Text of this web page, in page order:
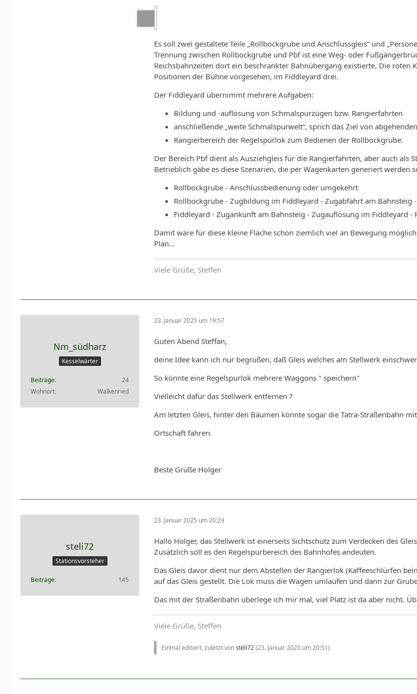
Es soll zwei gestaltete Teile „Rollbockgrube und Anschlussgleis“ und
Trennung zwischen Rollbockgrube und Pbf ist eine Weg- oder
Reichsbahnzeiten dort ein beschrankter Bahnübergang existierte. Die
Positionen der Bühne vorgesehen, im Fiddleyard drei.
Der Fiddleyard übernimmt mehrere Aufgaben:
Bildung und -auflösung von Schmalspurzügen bzw. Rangierfahrten
anschließende „weite Schmalspurwelt“, sprich das Ziel von
Rangierbereich der Regelspurlok zum Bedienen der Rollbockgrube.
Der Bereich Pbf dient als Ausziehgleis für die Rangierfahrten, aber auch als
Betrieblich gäbe es diese Szenarien, die per Wagenkarten generiert werden
Rollbockgrube - Anschlussbedienung oder umgekehrt
Rollbockgrube - Zugbildung im Fiddleyard - Zugabfahrt am Bahnsteig
Fiddleyard - Zugankunft am Bahnsteig - Zugauflösung im Fiddleyard -
Damit wäre für diese kleine Fläche schon ziemlich viel an Bewegung
Plan…
Viele Grüße, Steffen
Nm_südharz
Kesselwärter
Beiträge
24
Wohnort
Walkenried
23. Januar 2025 um 19:57
Guten Abend Steffan,
deine Idee kann ich nur begrüßen, daß Gleis welches am Stellwerk
So könnte eine Regelspurlok mehrere Waggons " speichern"
Vielleicht dafür das Stellwerk entfernen ?
Am letzten Gleis, hinter den Bäumen könnte sogar die Tatra-Straßenbahn
Ortschaft fahren.
Beste Grüße Holger
steli72
Stationsvorsteher
Beiträge 145
23. Januar 2025 um 20:29
Hallo Holger, das Stellwerk ist einerseits Sichtschutz zum Verdecken des
Zusätzlich soll es den Regelspurbereich des Bahnhofes andeuten.
Das Gleis davor dient nur dem Abstellen der Rangierlok (Kaffeeschlürfen
auf das Gleis gestellt. Die Lok muss die Wagen umlaufen und dann zur
Das mit der Straßenbahn überlege ich mir mal, viel Platz ist da aber nicht.
Viele Grüße, Steffen
Einmal editiert, zuletzt vonsteli72(23. Januar 2025 um 20:51)